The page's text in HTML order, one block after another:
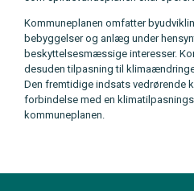
Kommuneplanen omfatter
bebyggelser og anlæg under
beskyttelsesmæssige interesser.
desuden tilpasning til
Den fremtidige indsats vedrørende
forbindelse med en
kommuneplanen.